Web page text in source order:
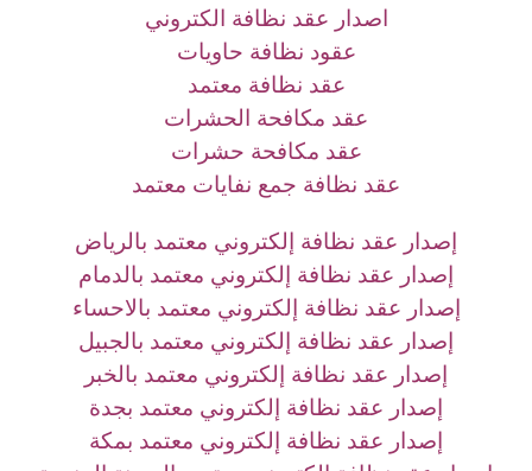
اصدار عقد نظافة الكتروني
عقود نظافة حاويات
عقد نظافة معتمد
عقد مكافحة الحشرات
عقد مكافحة حشرات
عقد نظافة جمع نفايات معتمد
إصدار عقد نظافة إلكتروني معتمد بالرياض
إصدار عقد نظافة إلكتروني معتمد بالدمام
إصدار عقد نظافة إلكتروني معتمد بالاحساء
إصدار عقد نظافة إلكتروني معتمد بالجبيل
إصدار عقد نظافة إلكتروني معتمد بالخبر
إصدار عقد نظافة إلكتروني معتمد بجدة
إصدار عقد نظافة إلكتروني معتمد بمكة